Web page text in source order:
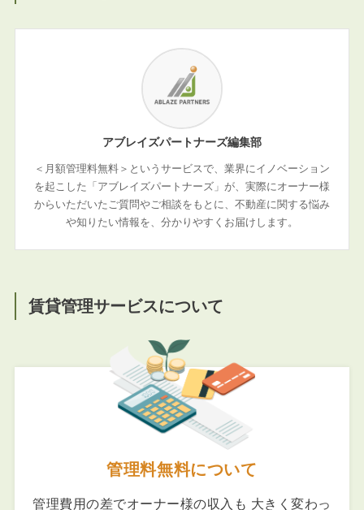
アブレイズパートナーズ編集部
＜月額管理料無料＞というサービスで、業界にイノベーション
を起こした「アブレイズパートナーズ」が、実際にオーナー様
からいただいたご質問やご相談をもとに、不動産に関する悩み
や知りたい情報を、分かりやすくお届けします。
賃貸管理サービスについて
管理料無料について
管理費用の差でオーナー様の収入も 大きく変わっ